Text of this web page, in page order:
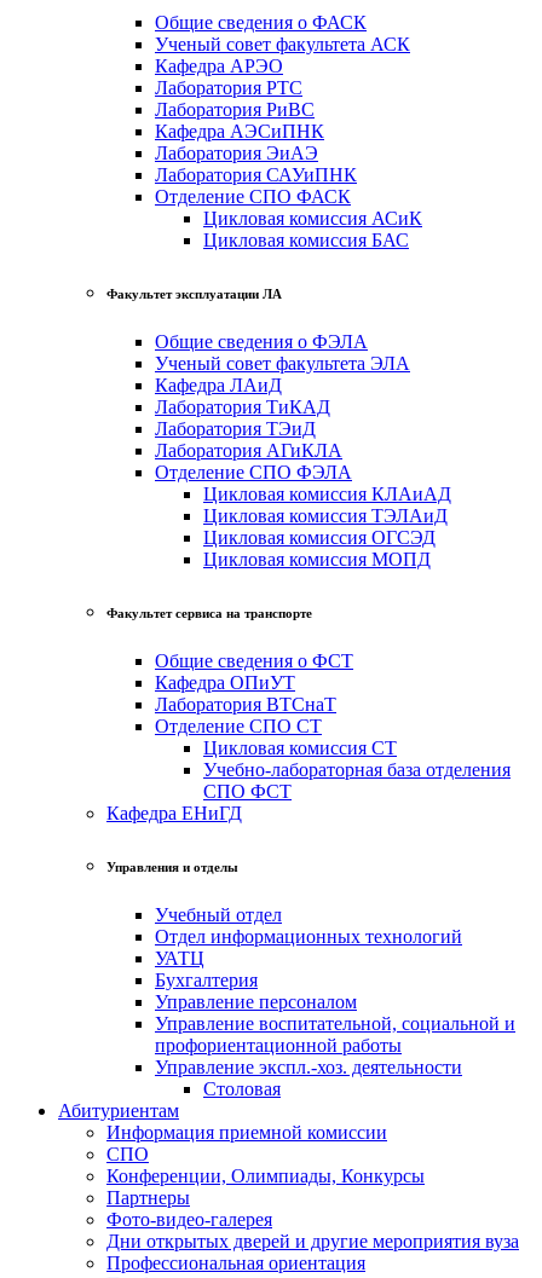
Общие сведения о ФАСК
Ученый совет факультета АСК
Кафедра АРЭО
Лаборатория РТС
Лаборатория РиВС
Кафедра АЭСиПНК
Лаборатория ЭиАЭ
Лаборатория САУиПНК
Отделение СПО ФАСК
Цикловая комиссия АСиК
Цикловая комиссия БАС
Факультет эксплуатации ЛА
Общие сведения о ФЭЛА
Ученый совет факультета ЭЛА
Кафедра ЛАиД
Лаборатория ТиКАД
Лаборатория ТЭиД
Лаборатория АГиКЛА
Отделение СПО ФЭЛА
Цикловая комиссия КЛАиАД
Цикловая комиссия ТЭЛАиД
Цикловая комиссия ОГСЭД
Цикловая комиссия МОПД
Факультет сервиса на транспорте
Общие сведения о ФСТ
Кафедра ОПиУТ
Лаборатория ВТСнаТ
Отделение СПО СТ
Цикловая комиссия СТ
Учебно-лабораторная база отделения
СПО ФСТ
Кафедра ЕНиГД
Управления и отделы
Учебный отдел
Отдел информационных технологий
УАТЦ
Бухгалтерия
Управление персоналом
Управление воспитательной, социальной и
профориентационной работы
Управление экспл.-хоз. деятельности
Столовая
Абитуриентам
Информация приемной комиссии
СПО
Конференции, Олимпиады, Конкурсы
Партнеры
Фото-видео-галерея
Дни открытых дверей и другие мероприятия вуза
Профессиональная ориентация